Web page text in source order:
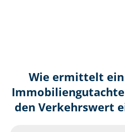
Wie ermittelt
den Verkehrswert